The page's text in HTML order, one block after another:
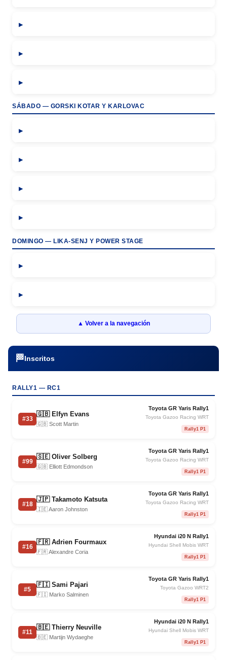
SÁBADO — GORSKI KOTAR Y KARLOVAC
DOMINGO — LIKA-SENJ Y POWER STAGE
▲ Volver a la navegación
🏁Inscritos
RALLY1 — RC1
#33
🇬🇧 Elfyn Evans
🇬🇧 Scott Martin
Toyota GR Yaris Rally1
Toyota Gazoo Racing WRT
Rally1 P1
#99
🇸🇪 Oliver Solberg
🇬🇧 Elliott Edmondson
Toyota GR Yaris Rally1
Toyota Gazoo Racing WRT
Rally1 P1
#18
🇯🇵 Takamoto Katsuta
🇮🇪 Aaron Johnston
Toyota GR Yaris Rally1
Toyota Gazoo Racing WRT
Rally1 P1
#16
🇫🇷 Adrien Fourmaux
🇫🇷 Alexandre Coria
Hyundai i20 N Rally1
Hyundai Shell Mobis WRT
Rally1 P1
#5
🇫🇮 Sami Pajari
🇫🇮 Marko Salminen
Toyota GR Yaris Rally1
Toyota Gazoo WRT2
Rally1 P1
#11
🇧🇪 Thierry Neuville
🇧🇪 Martijn Wydaeghe
Hyundai i20 N Rally1
Hyundai Shell Mobis WRT
Rally1 P1